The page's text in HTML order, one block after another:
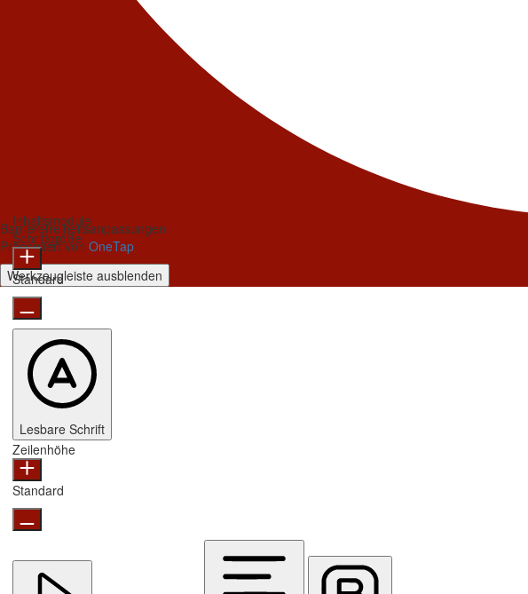
Barrierefreiheitsanpassungen
Präsentiert von OneTap
Werkzeugleiste ausblenden
Inhaltsmodule
Schriftgröße
Standard
Lesbare Schrift
Zeilenhöhe
Standard